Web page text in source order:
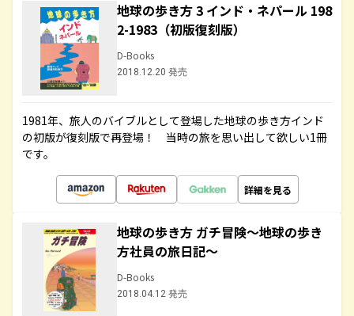
地球の歩き方 3 インド・ネパール 198
2-1983（初版復刻版）
D-Books
2018.12.20 発売
1981年、旅人のバイブルとして登場した地球の歩き方インド
の初版が復刻版で再登場！ 当時の旅を思い出して欲しい1冊
です。
詳細を見る
地球の歩き方 ガチ冒険～地球の歩き
方社員の旅日記～
D-Books
2018.04.12 発売